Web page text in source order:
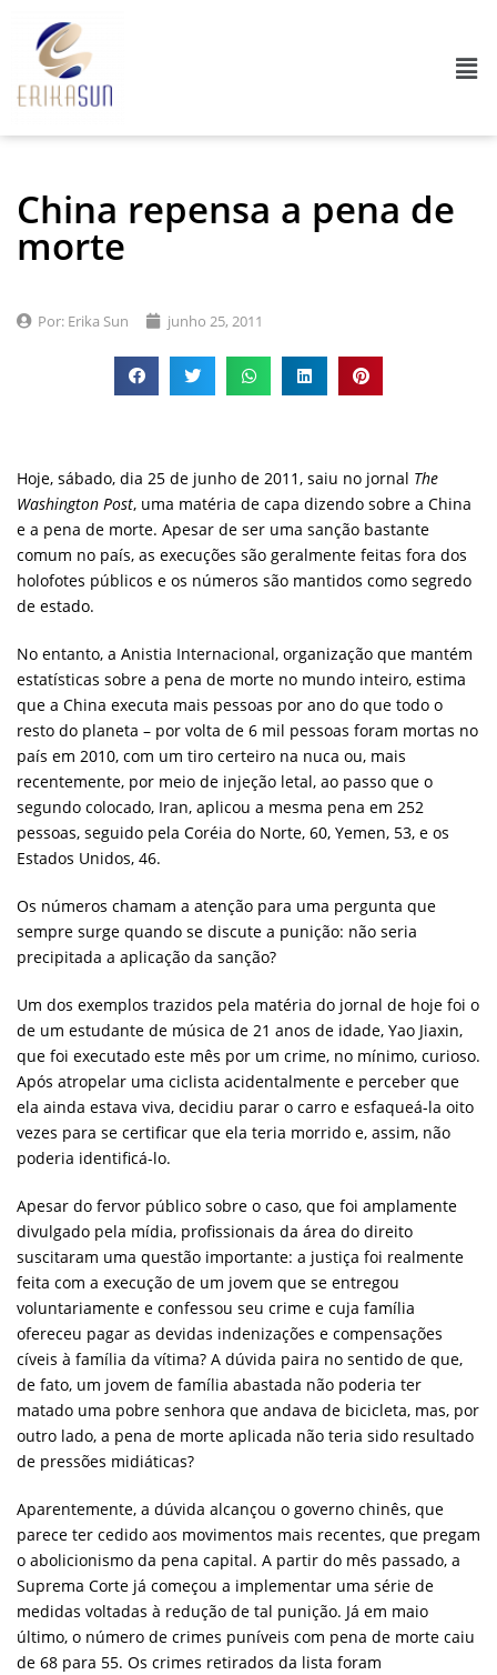
China repensa a pena de
morte
Por: Erika Sun junho 25, 2011
Hoje, sábado, dia 25 de junho de 2011, saiu no jornal The
Washington Post, uma matéria de capa dizendo sobre a China
e a pena de morte. Apesar de ser uma sanção bastante
comum no país, as execuções são geralmente feitas fora dos
holofotes públicos e os números são mantidos como segredo
de estado.
No entanto, a Anistia Internacional, organização que mantém
estatísticas sobre a pena de morte no mundo inteiro, estima
que a China executa mais pessoas por ano do que todo o
resto do planeta – por volta de 6 mil pessoas foram mortas no
país em 2010, com um tiro certeiro na nuca ou, mais
recentemente, por meio de injeção letal, ao passo que o
segundo colocado, Iran, aplicou a mesma pena em 252
pessoas, seguido pela Coréia do Norte, 60, Yemen, 53, e os
Estados Unidos, 46.
Os números chamam a atenção para uma pergunta que
sempre surge quando se discute a punição: não seria
precipitada a aplicação da sanção?
Um dos exemplos trazidos pela matéria do jornal de hoje foi o
de um estudante de música de 21 anos de idade, Yao Jiaxin,
que foi executado este mês por um crime, no mínimo, curioso.
Após atropelar uma ciclista acidentalmente e perceber que
ela ainda estava viva, decidiu parar o carro e esfaqueá-la oito
vezes para se certificar que ela teria morrido e, assim, não
poderia identificá-lo.
Apesar do fervor público sobre o caso, que foi amplamente
divulgado pela mídia, profissionais da área do direito
suscitaram uma questão importante: a justiça foi realmente
feita com a execução de um jovem que se entregou
voluntariamente e confessou seu crime e cuja família
ofereceu pagar as devidas indenizações e compensações
cíveis à família da vítima? A dúvida paira no sentido de que,
de fato, um jovem de família abastada não poderia ter
matado uma pobre senhora que andava de bicicleta, mas, por
outro lado, a pena de morte aplicada não teria sido resultado
de pressões midiáticas?
Aparentemente, a dúvida alcançou o governo chinês, que
parece ter cedido aos movimentos mais recentes, que pregam
o abolicionismo da pena capital. A partir do mês passado, a
Suprema Corte já começou a implementar uma série de
medidas voltadas à redução de tal punição. Já em maio
último, o número de crimes puníveis com pena de morte caiu
de 68 para 55. Os crimes retirados da lista foram